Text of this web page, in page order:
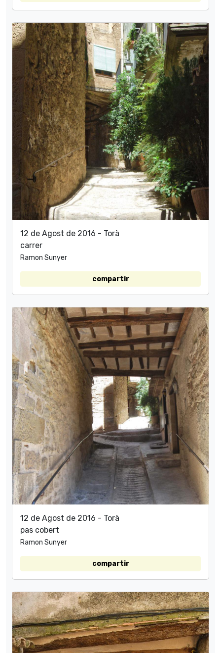
12 de Agost de 2016 - Torà
carrer
Ramon Sunyer
compartir
12 de Agost de 2016 - Torà
pas cobert
Ramon Sunyer
compartir